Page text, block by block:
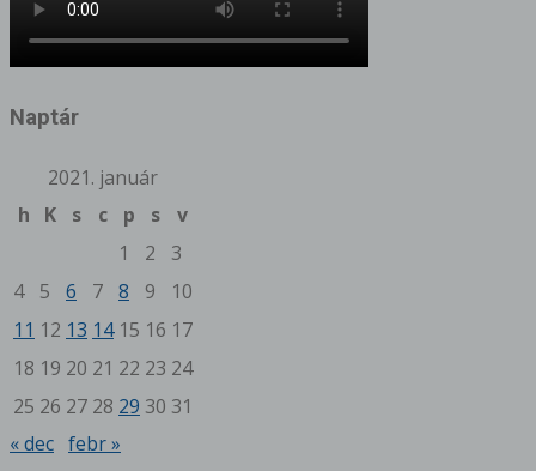
Naptár
2021. január
h
K s c p s
v
1
2
3
4
5 6 7 8 9
10
11 12 13 14 15 16 17
18 19 20 21 22 23 24
25 26 27 28 29 30 31
« dec febr »